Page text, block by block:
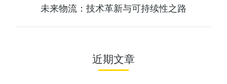
未来物流：技术革新与可持续性之路
近期文章